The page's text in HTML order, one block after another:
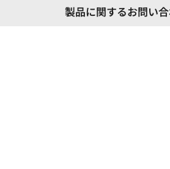
製品に関するお問い